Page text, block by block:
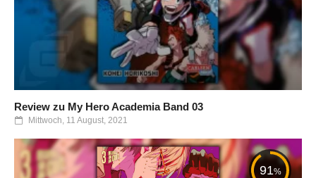
Review zu My Hero Academia Band 03
Mittwoch, 11 August, 2021
91%